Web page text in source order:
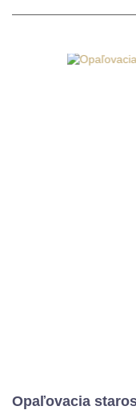
Opaľovacia